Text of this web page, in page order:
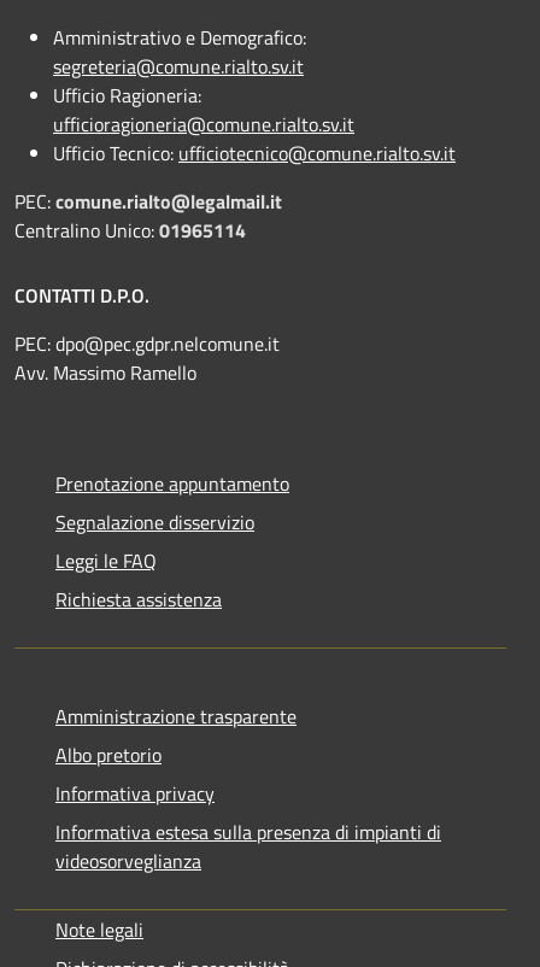
Amministrativo e Demografico:
segreteria@comune.rialto.sv.it
Ufficio Ragioneria:
ufficioragioneria@comune.rialto.sv.it
Ufficio Tecnico: ufficiotecnico@comune.rialto.sv.it
PEC:comune.rialto@legalmail.it
Centralino Unico:01965114
CONTATTI D.P.O.
PEC:dpo@pec.gdpr.nelcomune.it
Avv. Massimo Ramello
Prenotazione appuntamento
Segnalazione disservizio
Leggi le FAQ
Richiesta assistenza
Amministrazione trasparente
Albo pretorio
Informativa privacy
Informativa estesa sulla presenza di impianti di
videosorveglianza
Note legali